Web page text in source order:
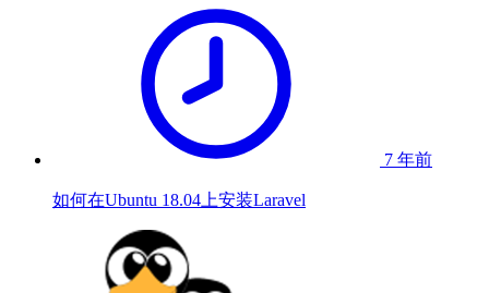
7 年前
如何在Ubuntu 18.04上安装Laravel